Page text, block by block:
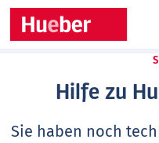
Hilfe zu
Sie haben noch